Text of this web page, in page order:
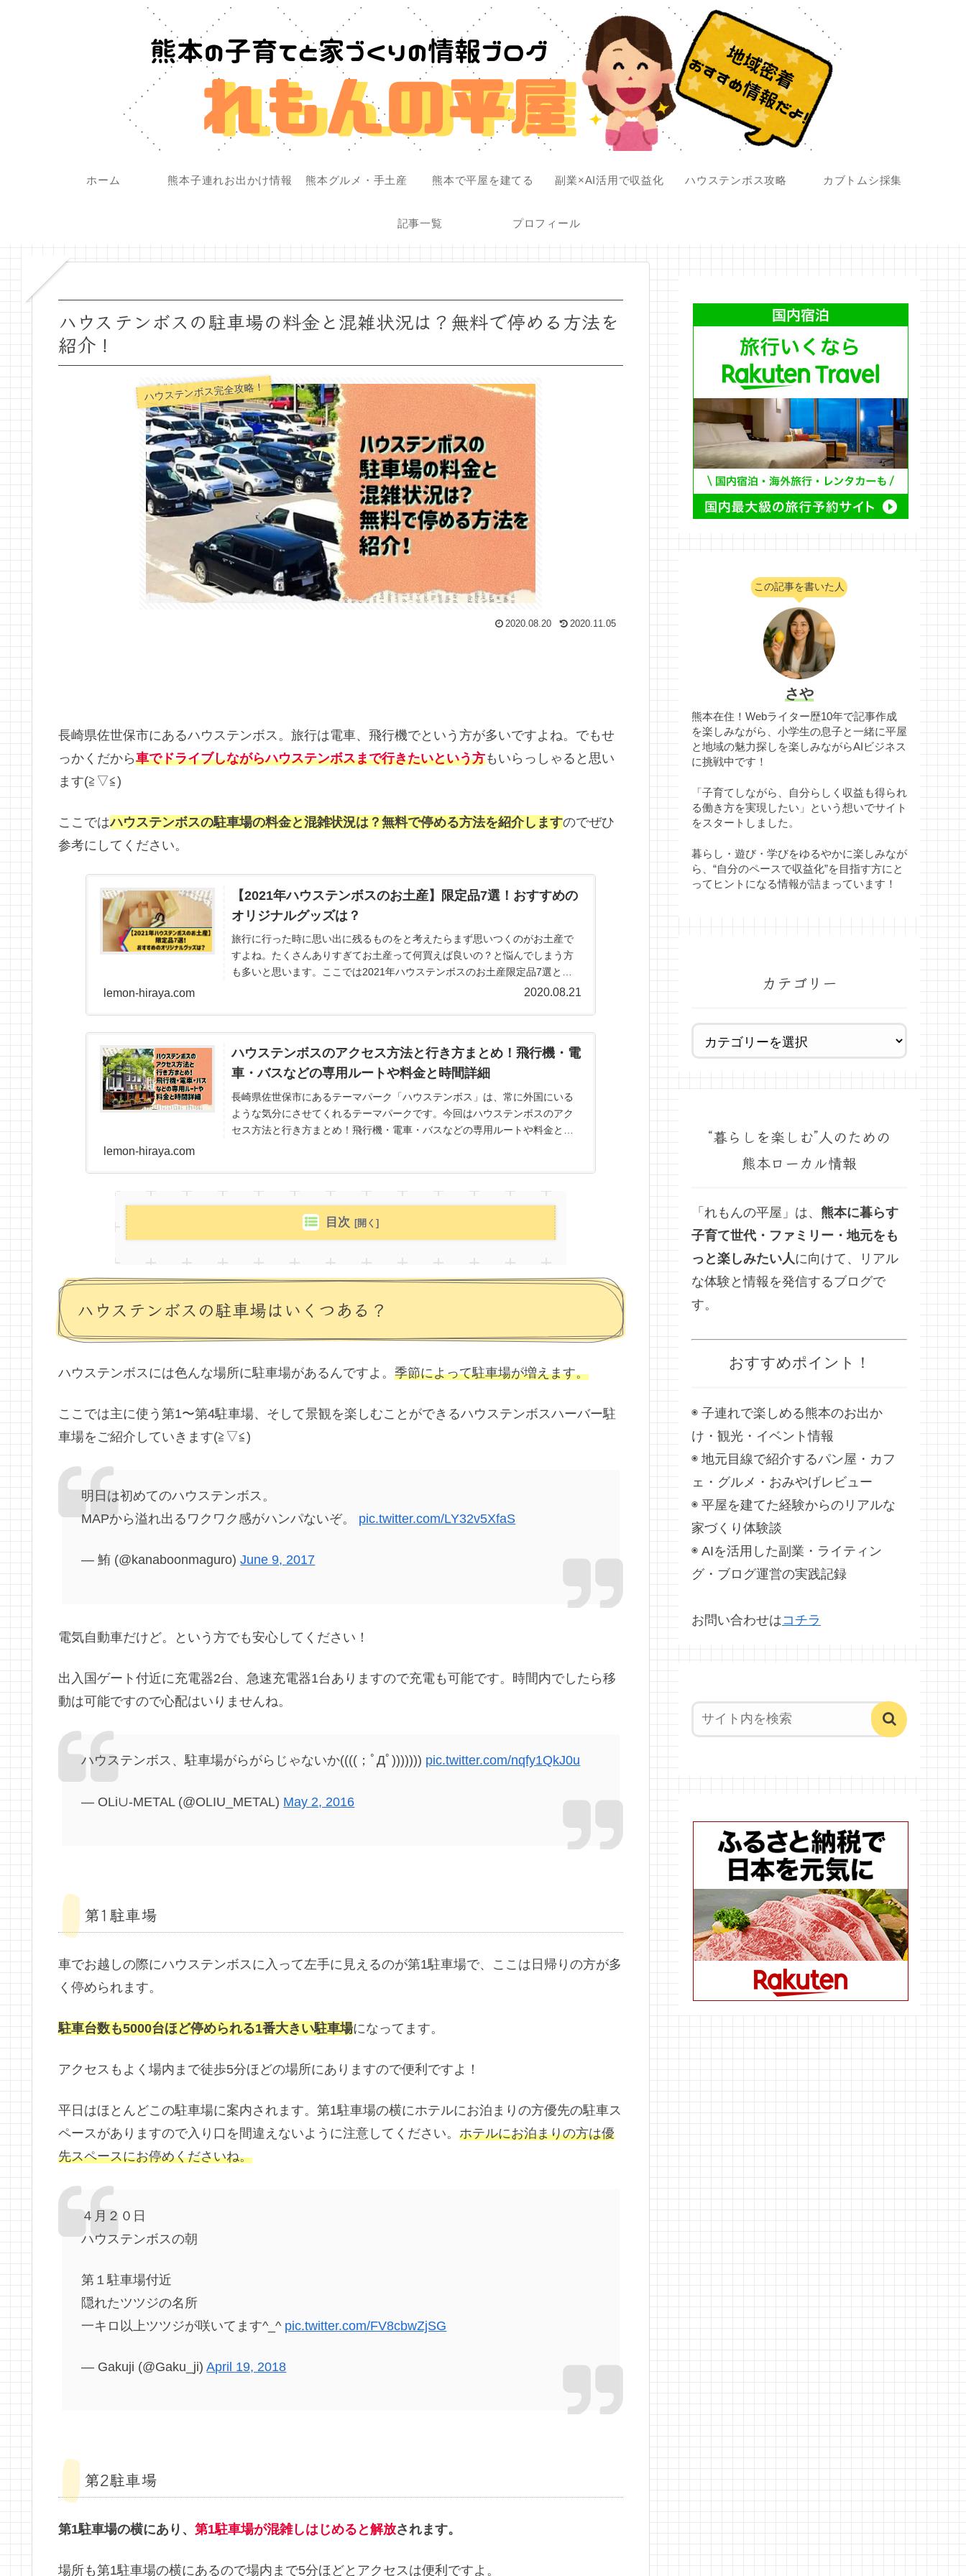
ホーム 熊本子連れお出かけ情報 熊本グルメ・手土産 熊本で平屋を建てる 副業×AI活用で収益化 ハウステンボス攻略 カブトムシ採集
記事一覧 プロフィール
ハウステンボスの駐車場の料金と混雑状況は？無料で停める方法を
紹介！
ハウステンボス完全攻略！
2020.08.20 2020.11.05
長崎県佐世保市にあるハウステンボス。旅行は電車、飛行機でという方が多いですよね。でもせ
っかくだから車でドライブしながらハウステンボスまで行きたいという方もいらっしゃると思い
ます(≧▽≦)
ここではハウステンボスの駐車場の料金と混雑状況は？無料で停める方法を紹介しますのでぜひ
参考にしてください。
【2021年ハウステンボスのお土産】限定品7選！おすすめの
オリジナルグッズは？
旅行に行った時に思い出に残るものをと考えたらまず思いつくのがお土産で
すよね。たくさんありすぎてお土産って何買えば良いの？と悩んでしまう方
も多いと思います。ここでは2021年ハウステンボスのお土産限定品7選とお
lemon-hiraya.com 2020.08.21
ハウステンボスのアクセス方法と行き方まとめ！飛行機・電
車・バスなどの専用ルートや料金と時間詳細
長崎県佐世保市にあるテーマパーク「ハウステンボス」は、常に外国にいる
ような気分にさせてくれるテーマパークです。今回はハウステンボスのアク
セス方法と行き方まとめ！飛行機・電車・バスなどの専用ルートや料金と時
lemon-hiraya.com
目次
ハウステンボスの駐車場はいくつある？
ハウステンボスには色んな場所に駐車場があるんですよ。 季節によって駐車場が増えます。
ここでは主に使う第1〜第4駐車場、そして景観を楽しむことができるハウステンボスハーバー駐
車場をご紹介していきます(≧▽≦)
明日は初めてのハウステンボス。
MAPから溢れ出るワクワク感がハンパないぞ。 pic.twitter.com/LY32v5XfaS
— 鮪 (@kanaboonmaguro)June 9, 2017
電気自動車だけど。という方でも安心してください！
出入国ゲート付近に充電器2台、急速充電器1台ありますので充電も可能です。時間内でしたら移
動は可能ですので心配はいりませんね。
ハウステンボス、駐車場がらがらじゃないか((((；ﾟДﾟ))))))) pic.twitter.com/nqfy1QkJ0u
— OLi∪-METAL (@OLIU_METAL) May 2, 2016
第1駐車場
車でお越しの際にハウステンボスに入って左手に見えるのが第1駐車場で、ここは日帰りの方が多
く停められます。
駐車台数も5000台ほど停められる1番大きい駐車場になってます。
アクセスもよく場内まで徒歩5分ほどの場所にありますので便利ですよ！
平日はほとんどこの駐車場に案内されます。第1駐車場の横にホテルにお泊まりの方優先の駐車ス
ペースがありますので入り口を間違えないように注意してください。 ホテルにお泊まりの方は優
先スペースにお停めくださいね。
４月２０日
ハウステンボスの朝
第１駐車場付近
隠れたツツジの名所
一キロ以上ツツジが咲いてます^_^ pic.twitter.com/FV8cbwZjSG
— Gakuji (@Gaku_ji)April 19, 2018
第2駐車場
第1駐車場の横にあり、 第1駐車場が混雑しはじめると解放されます。
場所も第1駐車場の横にあるので場内まで5分ほどとアクセスは便利ですよ。
この記事を書いた人
さや
熊本在住！Webライター歴10年で記事作成
を楽しみながら、小学生の息子と一緒に平屋
と地域の魅力探しを楽しみながらAIビジネス
に挑戦中です！
「子育てしながら、自分らしく収益も得られ
る働き方を実現したい」という想いでサイト
をスタートしました。
暮らし・遊び・学びをゆるやかに楽しみなが
ら、“自分のペースで収益化”を目指す方にと
ってヒントになる情報が詰まっています！
カテゴリー
“暮らしを楽しむ”人のための
熊本ローカル情報
「れもんの平屋」は、 熊本に暮らす
子育て世代・ファミリー・地元をも
っと楽しみたい人に向けて、リアル
な体験と情報を発信するブログで
す。
おすすめポイント！
◉ 子連れで楽しめる熊本のお出か
け・観光・イベント情報
◉ 地元目線で紹介するパン屋・カフ
ェ・グルメ・おみやげレビュー
◉ 平屋を建てた経験からのリアルな
家づくり体験談
◉ AIを活用した副業・ライティン
グ・ブログ運営の実践記録
お問い合わせはコチラ